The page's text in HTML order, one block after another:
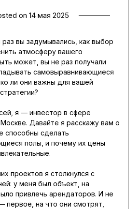
on 14 мая 2025
вы задумывались, как выбор
атмосферу вашего
может, вы не раз получали
самовыравнивающиеся
ли они важны для вашей
я — инвестор в сфере
Давайте я расскажу вам о
способны сделать
полы, и почему их цены
проектов я столкнулся с
у меня был объект, на
привлечь арендаторов. И не
первое, на что они смотрят,